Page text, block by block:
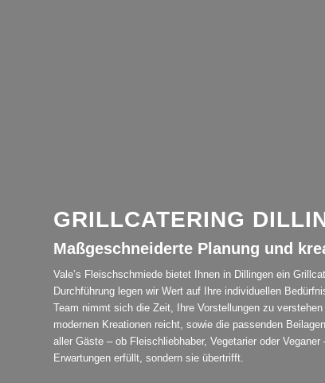
GRILLCATERING
Maßgeschneiderte Planung und
Vale’s Fleischschmiede bietet Ihnen in Dillingen ein
Durchführung legen wir Wert auf Ihre individuellen
Team nimmt sich die Zeit, Ihre Vorstellungen zu
modernen Kreationen reicht, sowie die passenden
aller Gäste – ob Fleischliebhaber, Vegetarier oder
Erwartungen erfüllt, sondern sie übertrifft.